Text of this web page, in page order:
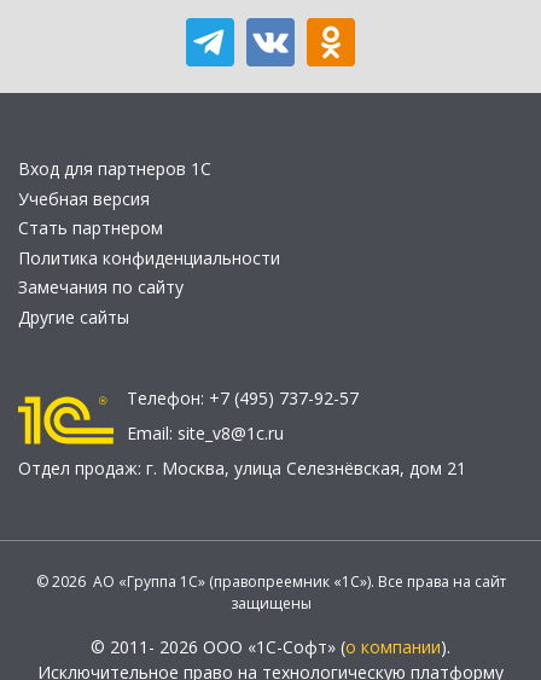
Вход для партнеров 1С
Учебная версия
Стать партнером
Политика конфиденциальности
Замечания по сайту
Другие сайты
Телефон: +7 (495) 737-92-57
Email: site_v8@1c.ru
Отдел продаж: г. Москва, улица Селезнёвская, дом 21
© 2026 АО «Группа 1С» (правопреемник «1С»). Все права на сайт
защищены
© 2011- 2026 ООО «1С-Софт» (о компании).
Исключительное право на технологическую платформу